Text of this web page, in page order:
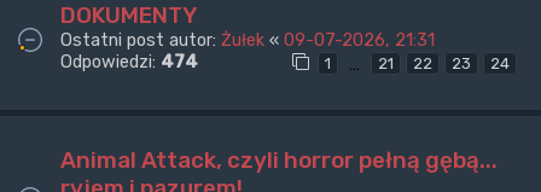
DOKUMENTY
Ostatni post autor: Żułek « 09-07-2026, 21:31
Odpowiedzi: 474 1 … 21 22 23 24
Animal Attack, czyli horror pełną gębą...